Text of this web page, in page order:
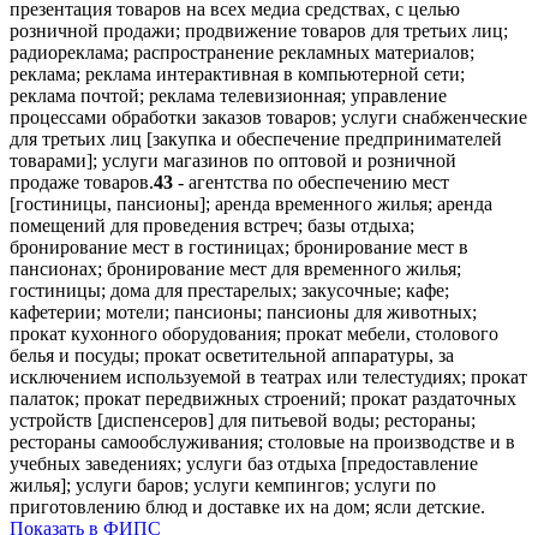
презентация товаров на всех медиа средствах, с целью
розничной продажи; продвижение товаров для третьих лиц;
радиореклама; распространение рекламных материалов;
реклама; реклама интерактивная в компьютерной сети;
реклама почтой; реклама телевизионная; управление
процессами обработки заказов товаров; услуги снабженческие
для третьих лиц [закупка и обеспечение предпринимателей
товарами]; услуги магазинов по оптовой и розничной
продаже товаров.43 - агентства по обеспечению мест
[гостиницы, пансионы]; аренда временного жилья; аренда
помещений для проведения встреч; базы отдыха;
бронирование мест в гостиницах; бронирование мест в
пансионах; бронирование мест для временного жилья;
гостиницы; дома для престарелых; закусочные; кафе;
кафетерии; мотели; пансионы; пансионы для животных;
прокат кухонного оборудования; прокат мебели, столового
белья и посуды; прокат осветительной аппаратуры, за
исключением используемой в театрах или телестудиях; прокат
палаток; прокат передвижных строений; прокат раздаточных
устройств [диспенсеров] для питьевой воды; рестораны;
рестораны самообслуживания; столовые на производстве и в
учебных заведениях; услуги баз отдыха [предоставление
жилья]; услуги баров; услуги кемпингов; услуги по
приготовлению блюд и доставке их на дом; ясли детские.
Показать в ФИПС